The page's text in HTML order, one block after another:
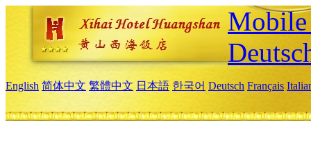
English 简体中文 繁體中文 日本語 한국어 Deutsch Français